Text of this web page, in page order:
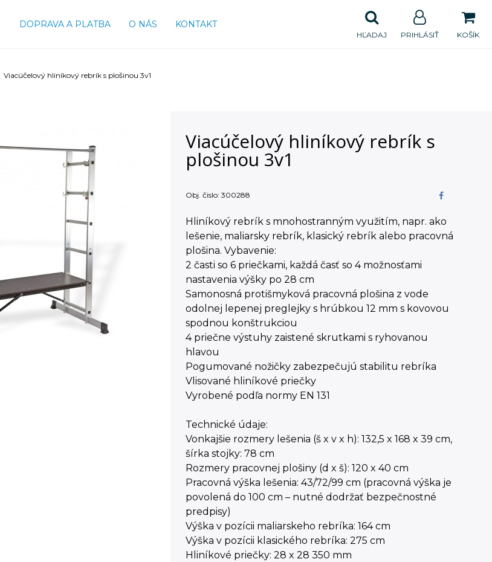
DOPRAVA A PLATBA O NÁS KONTAKT
KOŠÍK
PRIHLÁSIŤ
HĽADAJ
Viacúčelový hliníkový rebrík s plošinou 3v1
Viacúčelový hliníkový rebrík s
plošinou 3v1
Obj. čislo: 300288
Hliníkový rebrík s mnohostranným využitím, napr. ako
lešenie, maliarsky rebrík, klasický rebrík alebo pracovná
plošina. Vybavenie:
2 časti so 6 priečkami, každá časť so 4 možnosťami
nastavenia výšky po 28 cm
Samonosná protišmyková pracovná plošina z vode
odolnej lepenej preglejky s hrúbkou 12 mm s kovovou
spodnou konštrukciou
4 priečne výstuhy zaistené skrutkami s ryhovanou
hlavou
Pogumované nožičky zabezpečujú stabilitu rebríka
Vlisované hliníkové priečky
Vyrobené podľa normy EN 131
Technické údaje:
Vonkajšie rozmery lešenia (š x v x h): 132,5 x 168 x 39 cm,
šírka stojky: 78 cm
Rozmery pracovnej plošiny (d x š): 120 x 40 cm
Pracovná výška lešenia: 43/72/99 cm (pracovná výška je
povolená do 100 cm – nutné dodržať bezpečnostné
predpisy)
Výška v pozícii maliarskeho rebríka: 164 cm
Výška v pozícii klasického rebríka: 275 cm
Hliníkové priečky: 28 x 28 350 mm